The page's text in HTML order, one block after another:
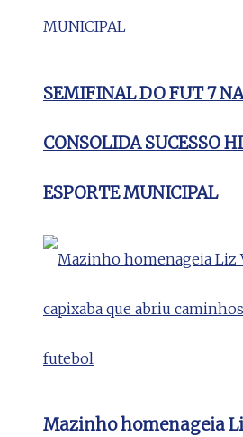
SEMIFINAL DO FUT 7
CONSOLIDA SUCESSO
ESPORTE MUNICIPAL
Mazinho homenageia